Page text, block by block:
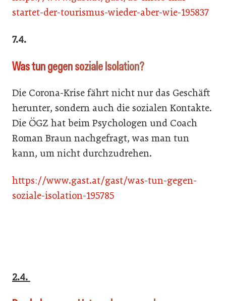
startet-der-tourismus-wieder-aber-wie-195837
7.4.
Was tun gegen soziale Isolation?
Die Corona-Krise fährt nicht nur das Geschäft
herunter, sondern auch die sozialen Kontakte.
Die ÖGZ hat beim Psychologen und Coach
Roman Braun nachgefragt, was man tun
kann, um nicht durchzudrehen.
https://www.gast.at/gast/was-tun-gegen-
soziale-isolation-195785
2.4.